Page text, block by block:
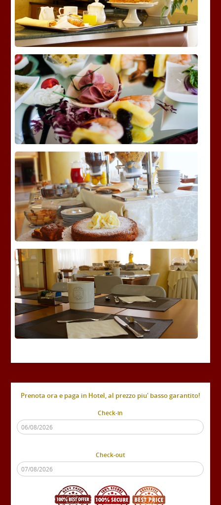
Prenota ora e paga in Hotel, al prezzo piu' basso garantito!
Check-in
Check-out